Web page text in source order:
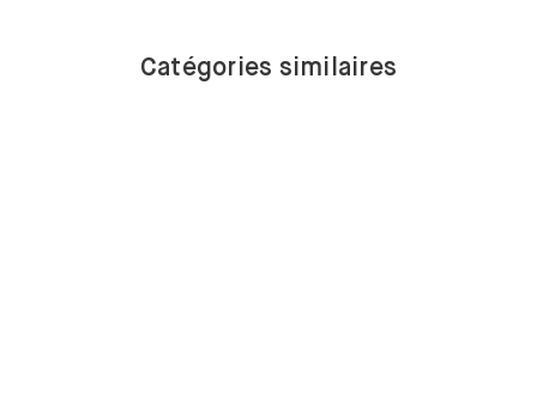
Catégories similaires